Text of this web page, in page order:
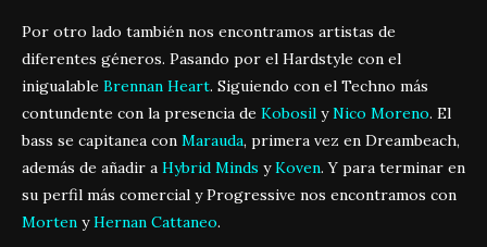
Por otro lado también nos encontramos artistas de
diferentes géneros. Pasando por el Hardstyle con el
inigualable Brennan Heart. Siguiendo con el Techno más
contundente con la presencia de Kobosil yNico Moreno. El
bass se capitanea con Marauda, primera vez en Dreambeach,
además de añadir a Hybrid Minds yKoven. Y para terminar en
su perfil más comercial y Progressive nos encontramos con
Morten yHernan Cattaneo.